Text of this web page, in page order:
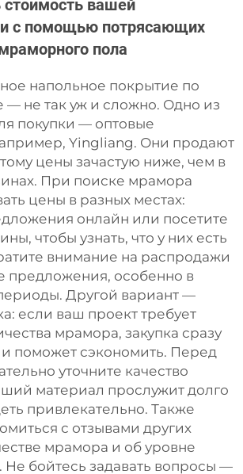
стоимость вашей
с помощью потрясающих
пола
напольное покрытие по
— не так уж и сложно. Одно из
покупки — оптовые
Yingliang. Они продают
цены зачастую ниже, чем в
При поиске мрамора
цены в разных местах:
онлайн или посетите
чтобы узнать, что у них есть
внимание на распродажи
предложения, особенно в
Другой вариант —
если ваш проект требует
мрамора, закупка сразу
поможет сэкономить. Перед
уточните качество
материал прослужит долго
привлекательно. Также
с отзывами других
мрамора и об уровне
Не бойтесь задавать вопросы —